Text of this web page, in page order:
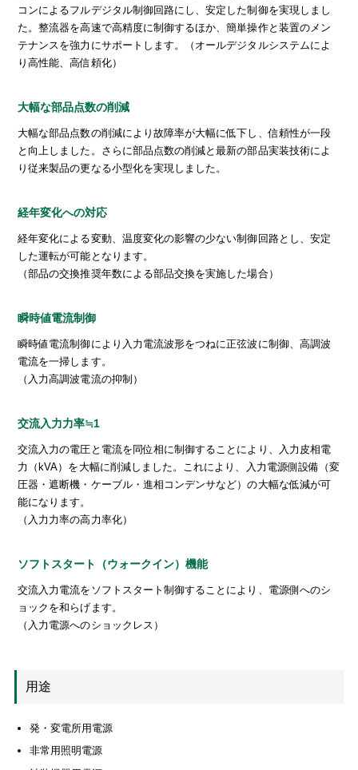
コンによるフルデジタル制御回路にし、安定した制御を実現しまし
た。整流器を高速で高精度に制御するほか、簡単操作と装置のメン
テナンスを強力にサポートします。（オールデジタルシステムによ
り高性能、高信頼化）
大幅な部品点数の削減
大幅な部品点数の削減により故障率が大幅に低下し、信頼性が一段
と向上しました。さらに部品点数の削減と最新の部品実装技術によ
り従来製品の更なる小型化を実現しました。
経年変化への対応
経年変化による変動、温度変化の影響の少ない制御回路とし、安定
した運転が可能となります。
（部品の交換推奨年数による部品交換を実施した場合）
瞬時値電流制御
瞬時値電流制御により入力電流波形をつねに正弦波に制御、高調波
電流を一掃します。
（入力高調波電流の抑制）
交流入力力率≒1
交流入力の電圧と電流を同位相に制御することにより、入力皮相電
力（kVA）を大幅に削減しました。これにより、入力電源側設備（変
圧器・遮断機・ケーブル・進相コンデンサなど）の大幅な低減が可
能になります。
（入力力率の高力率化）
ソフトスタート（ウォークイン）機能
交流入力電流をソフトスタート制御することにより、電源側へのシ
ョックを和らげます。
（入力電源へのショックレス）
用途
発・変電所用電源
非常用照明電源